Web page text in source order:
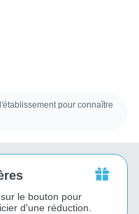
pour connaître
le bouton pour
d'une réduction.